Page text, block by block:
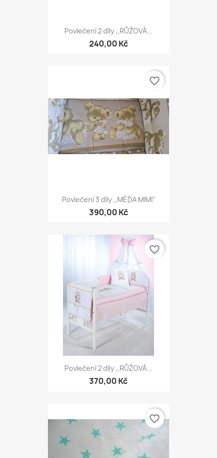
Povlečení 2 díly ,,RŮŽOVÁ...
240,00 Kč
Povlečení 3 díly ,,MÉĎA MIMI"
390,00 Kč
favorite_border
Povlečení 2 díly ,,RŮŽOVÁ...
370,00 Kč
favorite_border
favorite_border